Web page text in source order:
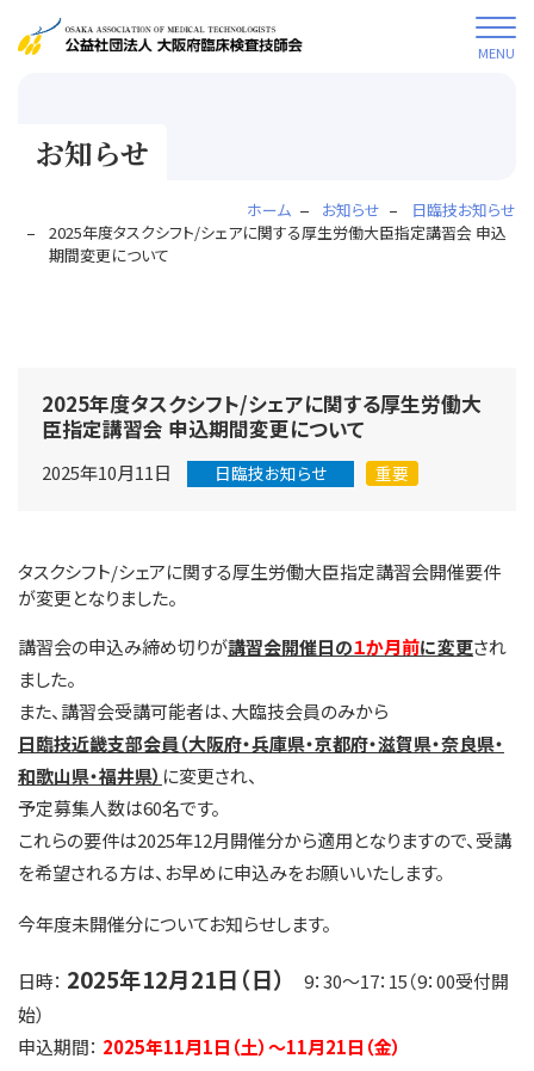
MENU
お知らせ
ホーム お知らせ
日臨技お知らせ
2025年度タスクシフト/シェアに関する厚生労働大臣指定講習会 申込
期間変更について
2025年度タスクシフト/シェアに関する厚生労働大
臣指定講習会 申込期間変更について
2025年10月11日 日臨技お知らせ 重要
タスクシフト/シェアに関する厚生労働大臣指定講習会開催要件
が変更となりました。
講習会の申込み締め切りが講習会開催日の１か月前に変更され
ました。
また、講習会受講可能者は、大臨技会員のみから
日臨技近畿支部会員（大阪府・兵庫県・京都府・滋賀県・奈良県・
和歌山県・福井県） に変更され、
予定募集人数は60名です。
これらの要件は2025年12月開催分から適用となりますので、受講
を希望される方は、お早めに申込みをお願いいたします。
今年度未開催分についてお知らせします。
日時： 2025年12月21日（日）
9：30～17：15（9：00受付開
始）
申込期間： 2025年11月1日（土）～11月21日（金）